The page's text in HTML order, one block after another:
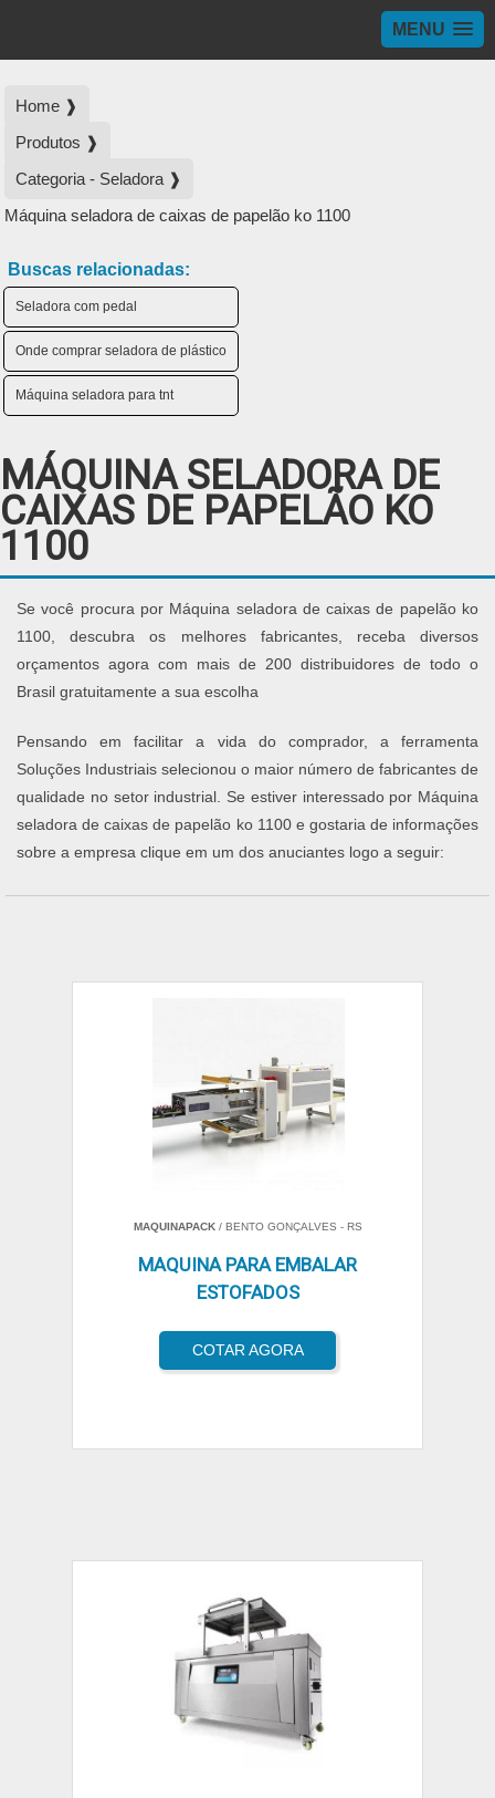
MENU
Home ❱
Produtos ❱
Categoria - Seladora ❱
Máquina seladora de caixas de papelão ko 1100
Buscas relacionadas:
Seladora com pedal
Onde comprar seladora de plástico
Máquina seladora para tnt
MÁQUINA SELADORA DE
CAIXAS DE PAPELÃO KO
1100
Se você procura por Máquina seladora de caixas de papelão ko
1100, descubra os melhores fabricantes, receba diversos
orçamentos agora com mais de 200 distribuidores de todo o
Brasil gratuitamente a sua escolha
Pensando em facilitar a vida do comprador, a ferramenta
Soluções Industriais selecionou o maior número de fabricantes de
qualidade no setor industrial. Se estiver interessado por Máquina
seladora de caixas de papelão ko 1100 e gostaria de informações
sobre a empresa clique em um dos anuciantes logo a seguir:
MAQUINAPACK/ BENTO GONÇALVES - RS
MAQUINA PARA EMBALAR
ESTOFADOS
COTAR AGORA